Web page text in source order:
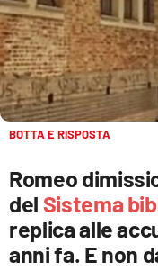
EVENTI
SPORT
Streaming
LAC TV
LAC NETWORK
LAC ONAIR
LaC
BOTTA E RISPOSTA
Romeo
del Sistema
replica alle
anni fa. E non